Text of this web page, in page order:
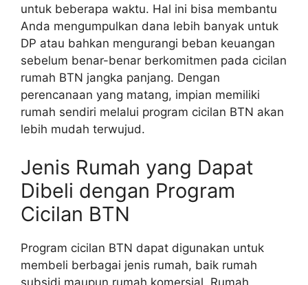
untuk beberapa waktu. Hal ini bisa membantu
Anda mengumpulkan dana lebih banyak untuk
DP atau bahkan mengurangi beban keuangan
sebelum benar-benar berkomitmen pada cicilan
rumah BTN jangka panjang. Dengan
perencanaan yang matang, impian memiliki
rumah sendiri melalui program cicilan BTN akan
lebih mudah terwujud.
Jenis Rumah yang Dapat
Dibeli dengan Program
Cicilan BTN
Program cicilan BTN dapat digunakan untuk
membeli berbagai jenis rumah, baik rumah
subsidi maupun rumah komersial. Rumah